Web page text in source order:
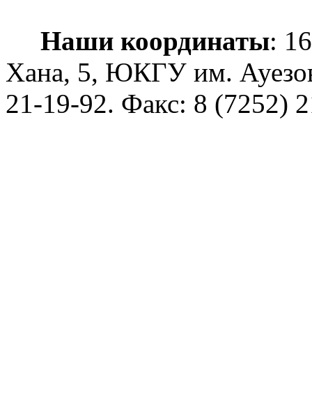
Наши координаты:
Хана, 5, ЮКГУ им.
21-19-92. Факс: 8 (7252)